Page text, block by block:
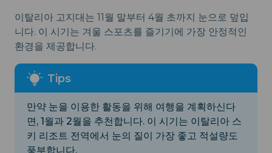
이탈리아 고지대는 11월 말부터 4월 초까지 눈으로 덮입
니다. 이 시기는 겨울 스포츠를 즐기기에 가장 안정적인
환경을 제공합니다.
만약 눈을 이용한 활동을 위해 여행을 계획하신다
면, 1월과 2월을 추천합니다. 이 시기는 이탈리아 스
키 리조트 전역에서 눈의 질이 가장 좋고 적설량도
풍부합니다.